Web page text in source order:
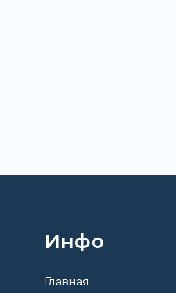
Инфо
Главная